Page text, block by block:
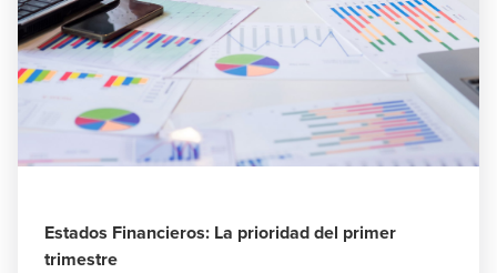
Estados Financieros: La prioridad del primer
trimestre